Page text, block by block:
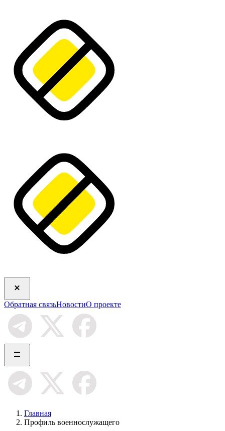
Обратная связьНовостиО проекте
Главная
Профиль военнослужащего